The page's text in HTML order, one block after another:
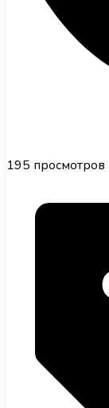
195 просмотров